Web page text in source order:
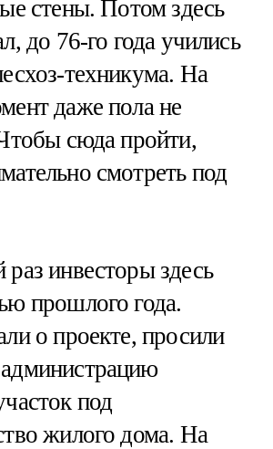
стены. Потом здесь
до 76-го года учились
техникума. На
даже пола не
сюда пройти,
смотреть под
инвесторы здесь
прошлого года.
о проекте, просили
под
жилого дома. На